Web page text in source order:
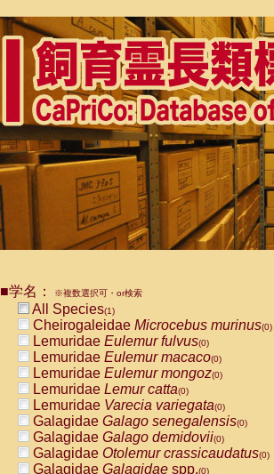
■学名： ※複数選択可・or検索
All Species(1)
Cheirogaleidae Microcebus murinus(0)
Lemuridae Eulemur fulvus(0)
Lemuridae Eulemur macaco(0)
Lemuridae Eulemur mongoz(0)
Lemuridae Lemur catta(0)
Lemuridae Varecia variegata(0)
Galagidae Galago senegalensis(0)
Galagidae Galago demidovii(0)
Galagidae Otolemur crassicaudatus(0)
Galagidae Galagidae spp.(0)